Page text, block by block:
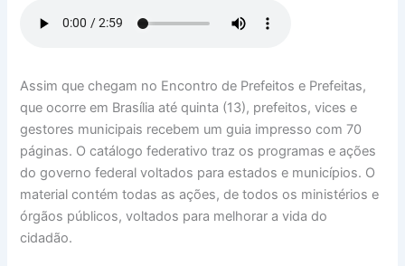
Assim que chegam no Encontro de Prefeitos e Prefeitas,
que ocorre em Brasília até quinta (13), prefeitos, vices e
gestores municipais recebem um guia impresso com 70
páginas. O catálogo federativo traz os programas e ações
do governo federal voltados para estados e municípios. O
material contém todas as ações, de todos os ministérios e
órgãos públicos, voltados para melhorar a vida do
cidadão.